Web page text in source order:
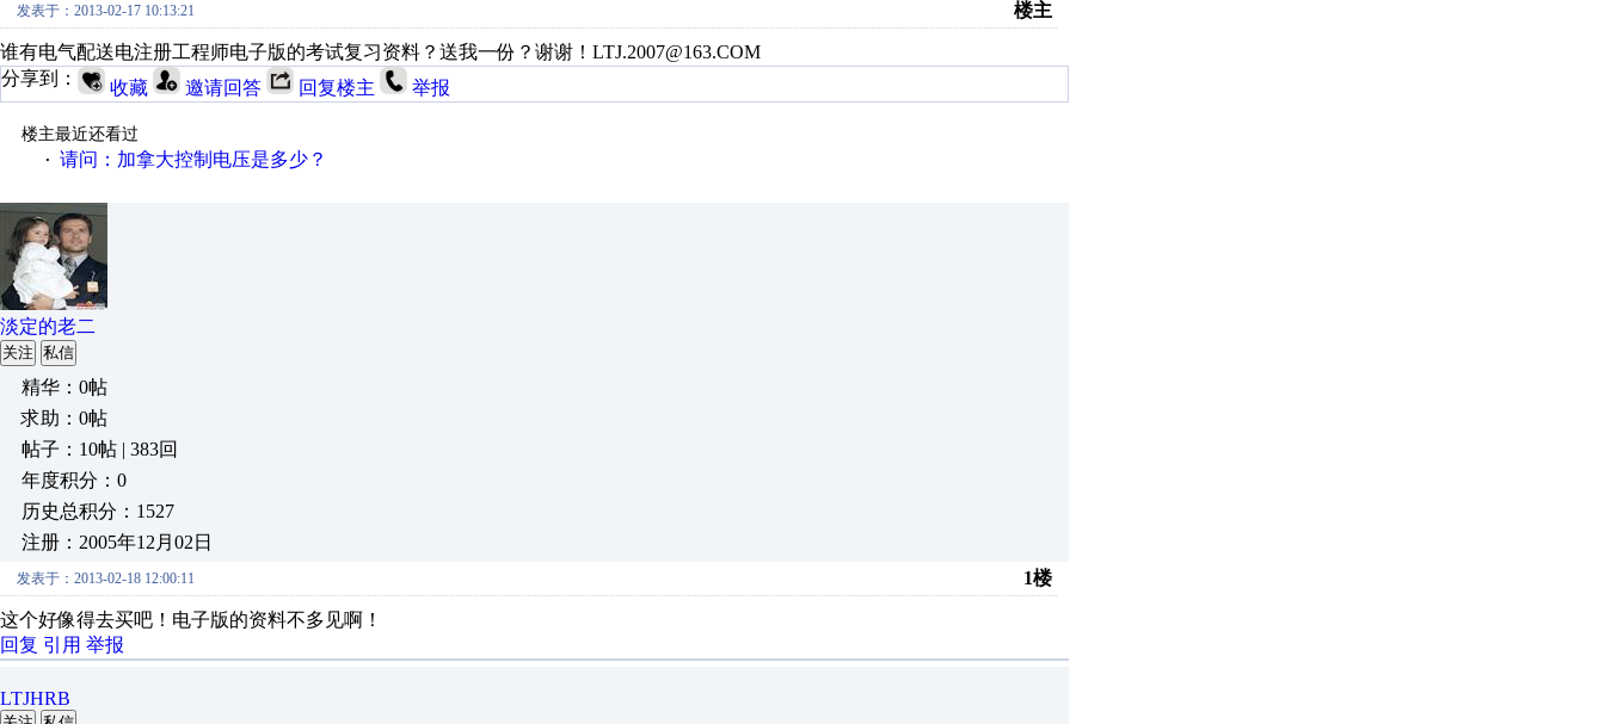
发表于：2013-02-17 10:13:21 楼主
谁有电气配送电注册工程师电子版的考试复习资料？送我一份？谢谢！LTJ.2007@163.COM
分享到：
收藏 邀请回答 回复楼主 举报
楼主最近还看过
· 请问：加拿大控制电压是多少？
淡定的老二
关注 私信
精华：0帖
求助：0帖
帖子：10帖 | 383回
年度积分：0
历史总积分：1527
注册：2005年12月02日
发表于：2013-02-18 12:00:11 1楼
这个好像得去买吧！电子版的资料不多见啊！
回复 引用 举报
LTJHRB